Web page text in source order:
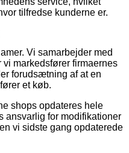
tilfredse kunderne er.
Vi samarbejder med
markedsfører firmaernes
forudsætning af at en
et køb.
shops opdateres hele
ansvarlig for modifikationer
vi sidste gang opdaterede